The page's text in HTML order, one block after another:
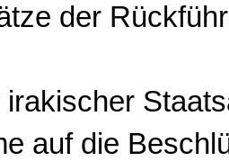
der
auf die